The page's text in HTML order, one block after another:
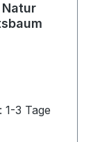
Natur
3 Tage